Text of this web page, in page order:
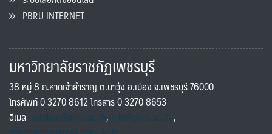
PBRU INTERNET
มหาวิทยาลัยราชภัฏเพชรบุรี
38 หมู่ 8 ถ.หาดเจ้าสำราญ ต.นาวุ้ง อ.เมือง จ.เพชรบุรี 76000
โทรศัพท์ 0 3270 8612 โทรสาร 0 3270 8653
อีเมล saraban@pbru.ac.th, info@pbru.ac.th,